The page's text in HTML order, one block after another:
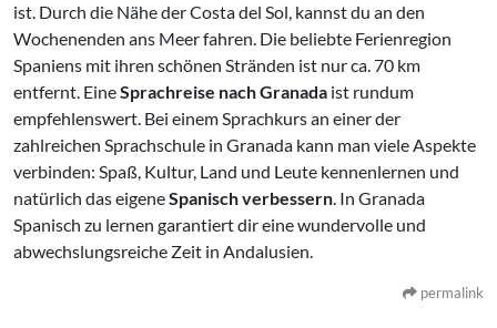
ist. Durch die Nähe der Costa del Sol, kannst du an den
Wochenenden ans Meer fahren. Die beliebte Ferienregion
Spaniens mit ihren schönen Stränden ist nur ca. 70 km
entfernt. EineSprachreise nach Granada ist rundum
empfehlenswert. Bei einem Sprachkurs an einer der
zahlreichen Sprachschule in Granada kann man viele Aspekte
verbinden: Spaß, Kultur, Land und Leute kennenlernen und
natürlich das eigeneSpanisch verbessern. In Granada
Spanisch zu lernen garantiert dir eine wundervolle und
abwechslungsreiche Zeit in Andalusien.
permalink